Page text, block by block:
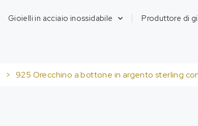
Gioielli in acciaio inossidabile Produttore di
> 925 Orecchino a bottone in argento sterling